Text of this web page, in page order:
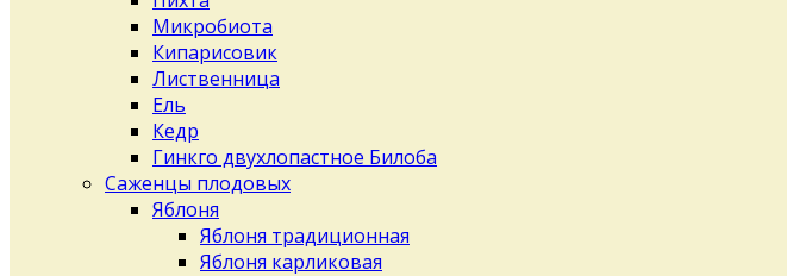
Микробиота
Кипарисовик
Лиственница
Ель
Кедр
Гинкго двухлопастное Билоба
Саженцы плодовых
Яблоня
Яблоня традиционная
Яблоня карликовая